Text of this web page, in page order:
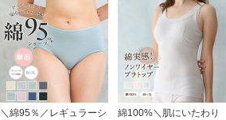
＼綿95％／レギュラーシ
綿100%＼肌にいたわり